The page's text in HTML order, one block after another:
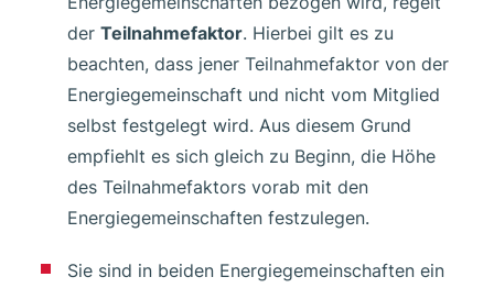
der Teilnahmefaktor. Hierbei gilt es zu
beachten, dass jener Teilnahmefaktor von der
Energiegemeinschaft und nicht vom Mitglied
selbst festgelegt wird. Aus diesem Grund
empfiehlt es sich gleich zu Beginn, die Höhe
des Teilnahmefaktors vorab mit den
Energiegemeinschaften festzulegen.
Sie sind in beiden Energiegemeinschaften ein